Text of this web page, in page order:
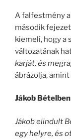
A falfestmény
második
kiemeli, hogy a
változatának
karját, és
ábrázolja,
Jákob Bételben
Jákob elindult
egy helyre, és